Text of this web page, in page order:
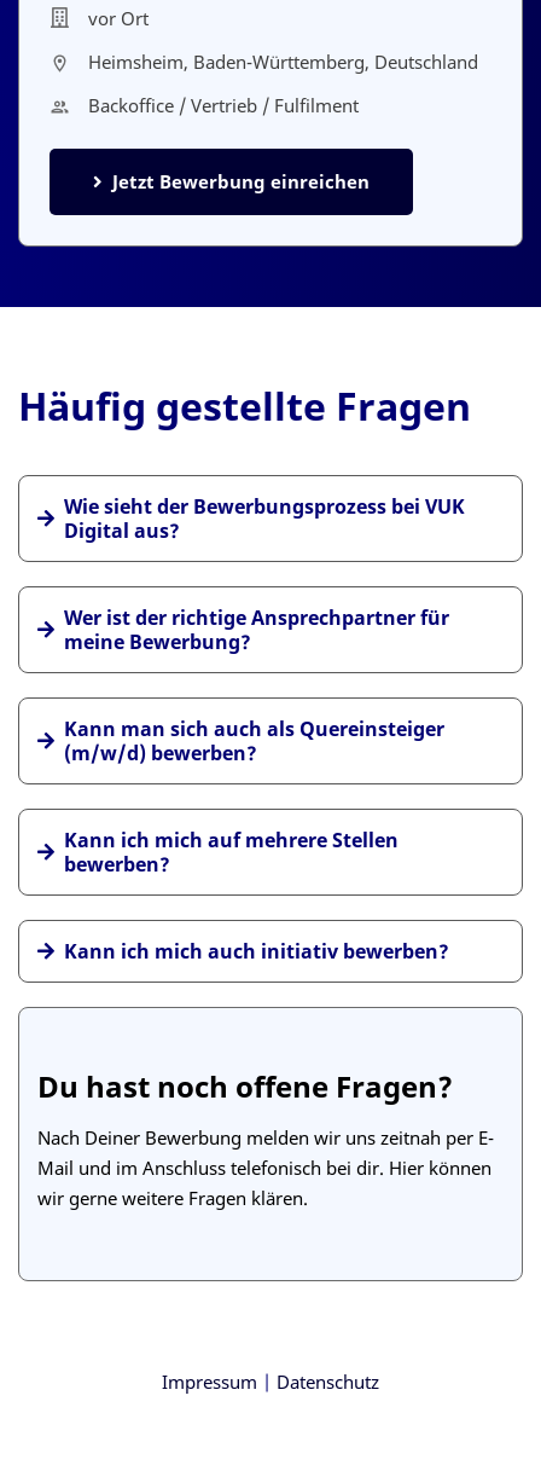
vor Ort
Heimsheim, Baden-Württemberg, Deutschland
Backoffice / Vertrieb / Fulfilment
Jetzt Bewerbung einreichen
Häufig gestellte Fragen
Wie sieht der Bewerbungsprozess bei VUK
Digital aus?
über unser Karriereportal nicht
vollständigen
Wer ist der richtige Ansprechpartner für
meine Bewerbung?
über unser
Karriereportal (keine Bewerbung via E-Mail)
Kann man sich auch als Quereinsteiger
(m/w/d) bewerben?
Motivation und Arbeitsmoral
wir prüfen
gemeinsam
Kann ich mich auf mehrere Stellen
bewerben?
ausschließlich auf die Position, die initial am
besten zu dir passt
Kann ich mich auch initiativ bewerben?
teile uns
deinen bevorzugten Fachbereich mit
Du hast noch offene Fragen?
Nach Deiner Bewerbung melden wir uns zeitnah per E-
Mail und im Anschluss telefonisch bei dir. Hier können
wir gerne weitere Fragen klären.
Impressum | Datenschutz